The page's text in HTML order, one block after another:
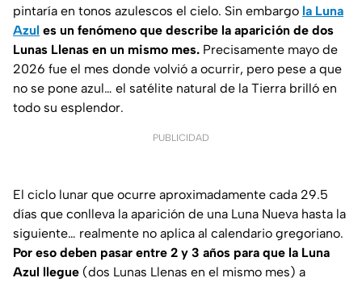
pintaría en tonos azulescos el cielo. Sin embargo la Luna
Azul es un fenómeno que describe la aparición de dos
Lunas Llenas en un mismo mes. Precisamente mayo de
2026 fue el mes donde volvió a ocurrir, pero pese a que
no se pone azul… el satélite natural de la Tierra brilló en
todo su esplendor.
PUBLICIDAD
El ciclo lunar que ocurre aproximadamente cada 29.5
días que conlleva la aparición de una Luna Nueva hasta la
siguiente… realmente no aplica al calendario gregoriano.
Por eso deben pasar entre 2 y 3 años para que la Luna
Azul llegue (dos Lunas Llenas en el mismo mes) a